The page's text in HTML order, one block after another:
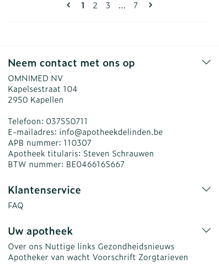
U lees momenteel pagina
1 Pagina
2 Pagina
3 ... Pagina
7
Neem contact met ons op
OMNIMED NV
Kapelsestraat 104
2950 Kapellen
Telefoon: 037550711
E-mailadres: info@apotheekdelinden.be
APB nummer: 110307
Apotheek titularis: Steven Schrauwen
BTW nummer: BE0466165667
Klantenservice
FAQ
Uw apotheek
Over ons Nuttige links Gezondheidsnieuws
Apotheker van wacht Voorschrift Zorgtarieven